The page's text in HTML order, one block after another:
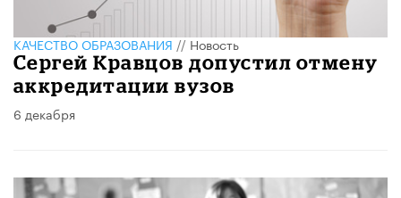
КАЧЕСТВО ОБРАЗОВАНИЯ//Новость
Сергей Кравцов допустил отмену
аккредитации вузов
6 декабря